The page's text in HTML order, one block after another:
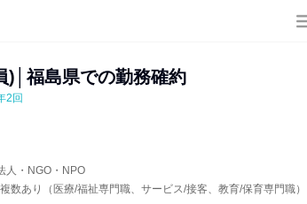
)│福島県での勤務確約
2回
人・NGO・NPO
数あり（医療/福祉専門職、サービス/接客、教育/保育専門職）